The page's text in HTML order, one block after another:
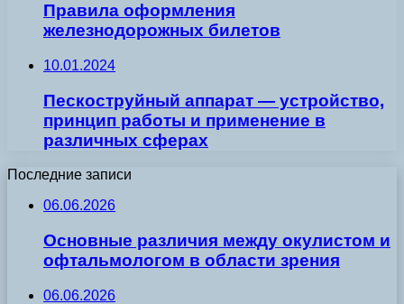
Правила оформления
железнодорожных билетов
10.01.2024
Пескоструйный аппарат — устройство,
принцип работы и применение в
различных сферах
Последние записи
06.06.2026
Основные различия между окулистом и
офтальмологом в области зрения
06.06.2026